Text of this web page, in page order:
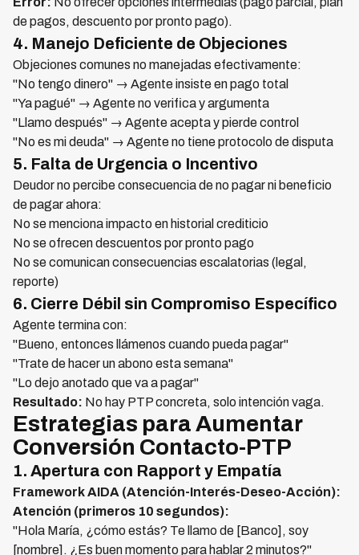
de pagos, descuento por pronto pago).
4. Manejo Deficiente de Objeciones
Objeciones comunes no manejadas efectivamente:
"No tengo dinero" → Agente insiste en pago total
"Ya pagué" → Agente no verifica y argumenta
"Llamo después" → Agente acepta y pierde control
"No es mi deuda" → Agente no tiene protocolo de disputa
5. Falta de Urgencia o Incentivo
Deudor no percibe consecuencia de no pagar ni beneficio
de pagar ahora:
No se menciona impacto en historial crediticio
No se ofrecen descuentos por pronto pago
No se comunican consecuencias escalatorias (legal,
reporte)
6. Cierre Débil sin Compromiso Específico
Agente termina con:
"Bueno, entonces llámenos cuando pueda pagar"
"Trate de hacer un abono esta semana"
"Lo dejo anotado que va a pagar"
Resultado: No hay PTP concreta, solo intención vaga.
Estrategias para Aumentar
Conversión Contacto-PTP
1. Apertura con Rapport y Empatía
Framework AIDA (Atención-Interés-Deseo-Acción):
Atención (primeros 10 segundos):
"Hola María, ¿cómo estás? Te llamo de [Banco], soy
[nombre]. ¿Es buen momento para hablar 2 minutos?"